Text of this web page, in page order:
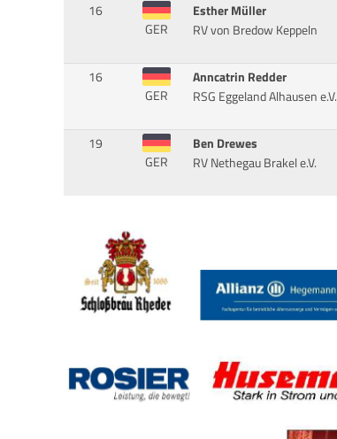
16
GER
Esther Müller
RV von Bredow Keppeln
16
GER
Anncatrin Redder
RSG Eggeland Alhausen e.V.
19
GER
Ben Drewes
RV Nethegau Brakel e.V.